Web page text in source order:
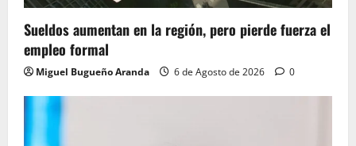
Sueldos aumentan en la región, pero pierde fuerza el
empleo formal
Miguel Bugueño Aranda 6 de Agosto de 2026 0